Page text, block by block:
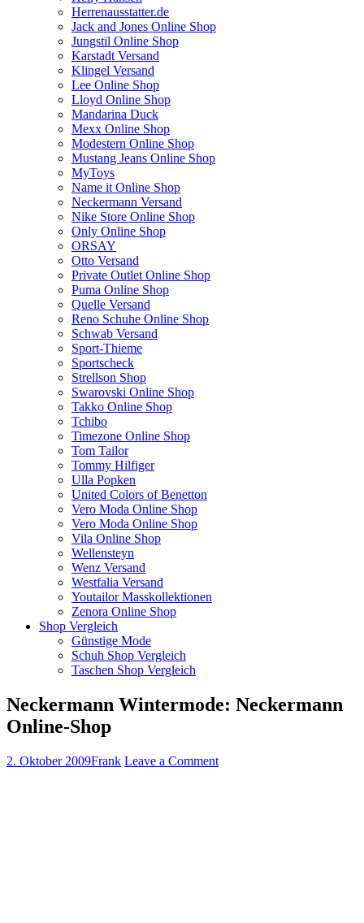
Herrenausstatter.de
Jack and Jones Online Shop
Jungstil Online Shop
Karstadt Versand
Klingel Versand
Lee Online Shop
Lloyd Online Shop
Mandarina Duck
Mexx Online Shop
Modestern Online Shop
Mustang Jeans Online Shop
MyToys
Name it Online Shop
Neckermann Versand
Nike Store Online Shop
Only Online Shop
ORSAY
Otto Versand
Private Outlet Online Shop
Puma Online Shop
Quelle Versand
Reno Schuhe Online Shop
Schwab Versand
Sport-Thieme
Sportscheck
Strellson Shop
Swarovski Online Shop
Takko Online Shop
Tchibo
Timezone Online Shop
Tom Tailor
Tommy Hilfiger
Ulla Popken
United Colors of Benetton
Vero Moda Online Shop
Vero Moda Online Shop
Vila Online Shop
Wellensteyn
Wenz Versand
Westfalia Versand
Youtailor Masskollektionen
Zenora Online Shop
Shop Vergleich
Günstige Mode
Schuh Shop Vergleich
Taschen Shop Vergleich
Neckermann Wintermode: Neckermann
Online-Shop
2. Oktober 2009Frank Leave a Comment